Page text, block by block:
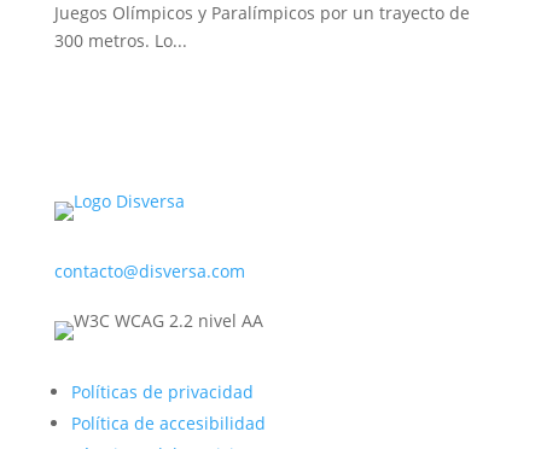
Juegos Olímpicos y Paralímpicos por un trayecto de
300 metros. Lo...
contacto@disversa.com
Políticas de privacidad
Política de accesibilidad